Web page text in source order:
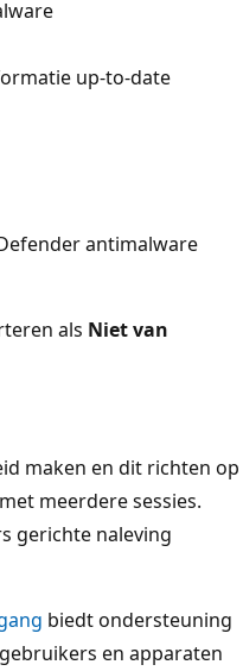
up-to-date
antimalware
als Niet van
maken en dit richten op
meerdere sessies.
gerichte naleving
biedt ondersteuning
en apparaten